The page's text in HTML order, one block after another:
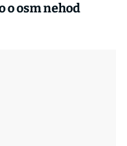
o osm nehod